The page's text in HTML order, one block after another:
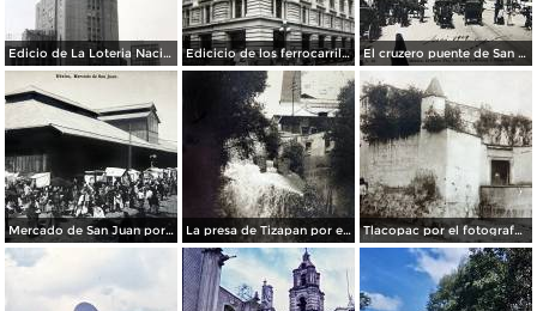
Edicio de La Loteria Nacional Ciudad de México Abril de 1964 Edicicio de los ferrocarriles. El cruzero puente de San Francisco y Guardiola por el fotografo Felix Miret.
Mercado de San Juan por el fotografo Felix Miret La presa de Tizapan por el fotografo Fernando Kososky. ( Circulada el 22 de Diembre de 1910 ). Tlacopac por el fotografo Hugo Brehme.